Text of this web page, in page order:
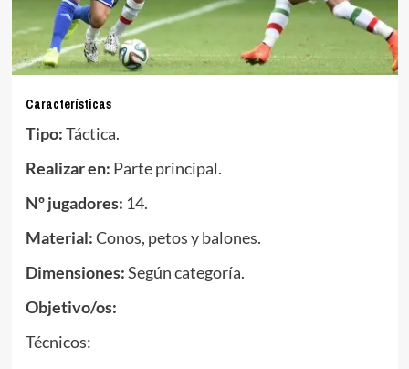
Características
Tipo:Táctica.
Realizar en: Parte principal.
Nº jugadores: 14.
Material:Conos, petos y balones.
Dimensiones:Según categoría.
Objetivo/os:
Técnicos: